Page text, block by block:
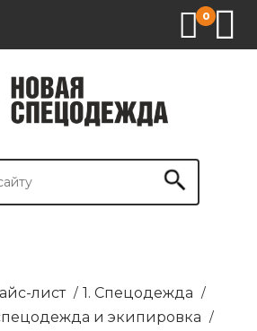
0
лист / 1. Спецодежда /
и экипировка /